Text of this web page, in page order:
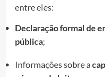
entre eles:
Declaração formal de
pública;
Informações sobre a